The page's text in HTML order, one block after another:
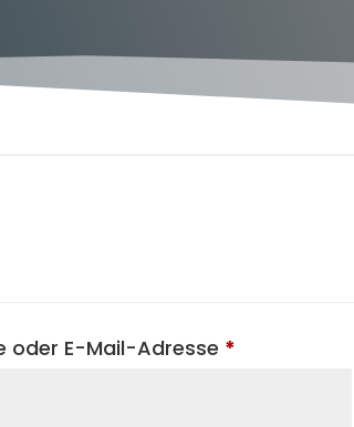
oder E-Mail-Adresse *